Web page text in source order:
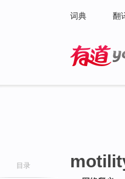
词典 翻
目录